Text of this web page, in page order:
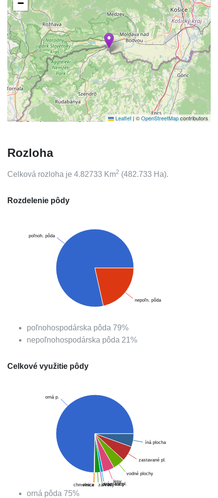
−
Leaflet | ©OpenStreetMapcontributors
Rozloha
Celková rozloha je 4.82733 Km2 (482.733 Ha).
Rozdelenie pôdy
poľnoh. pôda
nepoľn. pôda
poľnohospodárska pôda 79%
nepoľnohospodárska pôda 21%
Celkové využitie pôdy
orná p.
chmelnica
vinice záhrady
ovoc. sady
trávnaté pl.
lesy
vodné plochy
zastavané pl.
íná plocha
orná pôda 75%